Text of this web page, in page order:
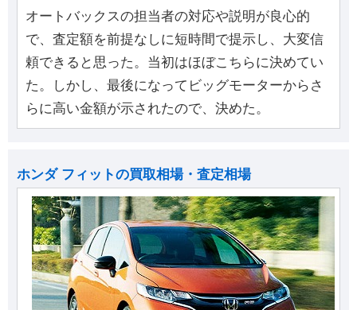
オートバックスの担当者の対応や説明が良心的
で、査定額を前提なしに短時間で提示し、大変信
頼できると思った。当初はほぼこちらに決めてい
た。しかし、最後になってビッグモーターからさ
らに高い金額が示されたので、決めた。
ホンダ フィットの買取相場・査定相場